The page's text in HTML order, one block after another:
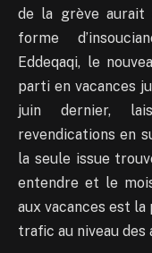
de la grève aurait
forme
Eddeqaqi, le
parti en vacances
juin dernier,
revendications en
la seule issue
entendre et le
aux vacances est
trafic au niveau